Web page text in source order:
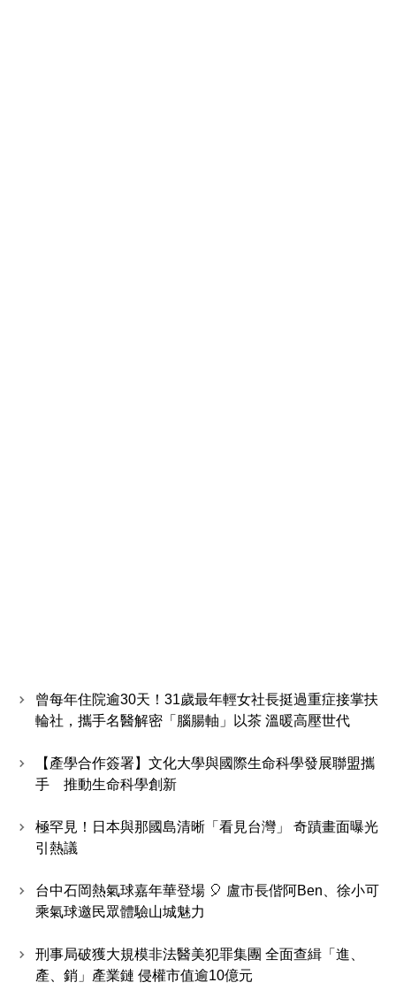
曾每年住院逾30天！31歲最年輕女社長挺過重症接掌扶
輪社，攜手名醫解密「腦腸軸」以茶 溫暖高壓世代
【產學合作簽署】文化大學與國際生命科學發展聯盟攜
手 推動生命科學創新
極罕見！日本與那國島清晰「看見台灣」 奇蹟畫面曝光
引熱議
台中石岡熱氣球嘉年華登場 🎈 盧市長偕阿Ben、徐小可
乘氣球邀民眾體驗山城魅力
刑事局破獲大規模非法醫美犯罪集團 全面查緝「進、
產、銷」產業鏈 侵權市值逾10億元